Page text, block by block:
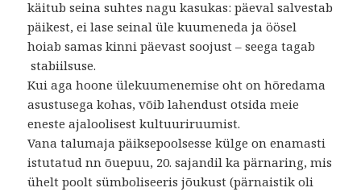
käitub seina suhtes nagu kasukas: päeval salvestab
päikest, ei lase seinal üle kuumeneda ja öösel
hoiab samas kinni päevast soojust – seega tagab
stabiilsuse.
Kui aga hoone ülekuumenemise oht on hõredama
asustusega kohas, võib lahendust otsida meie
eneste ajaloolisest kultuuriruumist.
Vana talumaja päiksepoolsesse külge on enamasti
istutatud nn õuepuu, 20. sajandil ka pärnaring, mis
ühelt poolt sümboliseeris jõukust (pärnaistik oli